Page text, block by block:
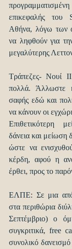
επικεφαλής
Αθήνα, λόγω των
να ληφθούν για
μεγαλύτερης
Τράπεζες- Νουί
πολλά. Άλλωστε
σαφής εδώ και
να κάνουν οι
Επιθετικότερη
δάνεια και μείωση
ώστε να
κέρδη, αφού η
έρθει, προς το
ΕΛΠΕ: Σε μια από
στα περιθώρια
Σεπτέμβριο) ο
συγκριτικά, free
συνολικό